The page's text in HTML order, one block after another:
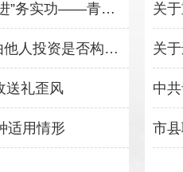
剑指“躺平”不作为 力促“奋进”务实功——青川县第二十四期《阳光问政》开播
三堂会审 | 将受贿所得交由他人投资是否构成自洗钱——从四川省广元市交通运输局原党组书记、局长田刚富案说起
送礼歪风
适用情形 市